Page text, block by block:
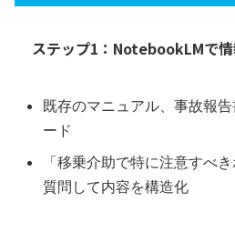
ステップ1：NotebookLMで
既存のマニュアル、事故報
ード
「移乗介助で特に注意すべ
質問して内容を構造化